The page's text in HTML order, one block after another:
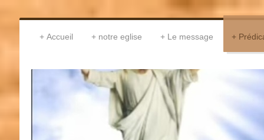
Accueil notre eglise Le message